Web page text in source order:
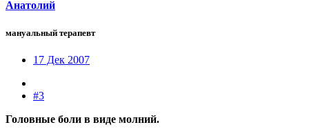
Анатолий
мануальный терапевт
17 Дек 2007
#3
Головные боли в виде молний.